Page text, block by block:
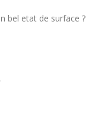
bel etat de surface ?